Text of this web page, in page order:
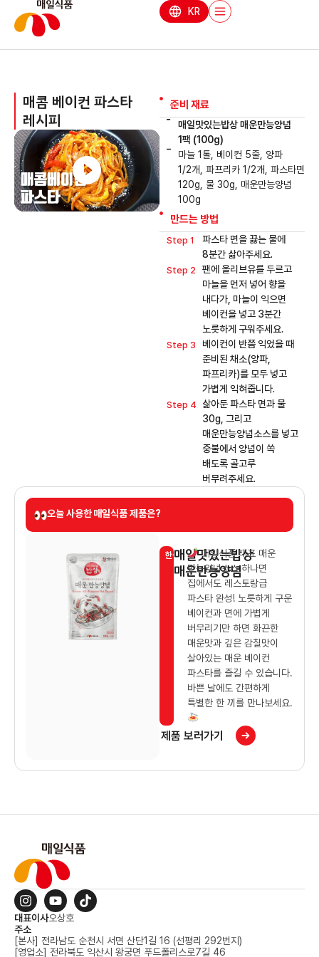
KR
매콤 베이컨 파스타
레시피
준비 재료
매일맛있는밥상 매운만능양념
1팩 (100g)
마늘 1톨, 베이컨 5줄, 양파
1/2개, 파프리카 1/2개, 파스타면
120g, 물 30g, 매운만능양념
100g
만드는 방법
Step 1
파스타 면을 끓는 물에
8분간 삶아주세요.
Step 2
팬에 올리브유를 두르고
마늘을 먼저 넣어 향을
내다가, 마늘이 익으면
베이컨을 넣고 3분간
노릇하게 구워주세요.
Step 3
베이컨이 반쯤 익었을 때
준비된 채소(양파,
파프리카)를 모두 넣고
가볍게 익혀줍니다.
Step 4
삶아둔 파스타 면과 물
30g, 그리고
매운만능양념소스를 넣고
중불에서 양념이 쏙
배도록 골고루
버무려주세요.
오늘 사용한 매일식품 제품은?
한식소스
매일맛있는밥상
매운만능양념
매일식품 대표 매운
만능양념소스 하나면
집에서도 레스토랑급
파스타 완성! 노릇하게 구운
베이컨과 면에 가볍게
버무리기만 하면 화끈한
매운맛과 깊은 감칠맛이
살아있는 매운 베이컨
파스타를 즐길 수 있습니다.
바쁜 날에도 간편하게
특별한 한 끼를 만나보세요.
제품 보러가기
대표이사오상호
주소
[본사] 전라남도 순천시 서면 산단1길 16 (선평리 292번지)
[영업소] 전라북도 익산시 왕궁면 푸드폴리스로7길 46